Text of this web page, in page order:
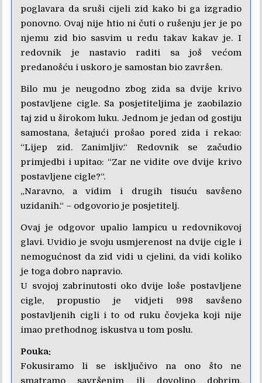
poglavara da sruši cijeli zid kako bi ga izgradio
ponovno. Ovaj nije htio ni čuti o rušenju jer je po
njemu zid bio sasvim u redu takav kakav je. I
redovnik je nastavio raditi sa još većom
predanošću i uskoro je samostan bio završen.
Bilo mu je neugodno zbog zida sa dvije krivo
postavljene cigle. Sa posjetiteljima je zaobilazio
taj zid u širokom luku. Jednom je jedan od gostiju
samostana, šetajući prošao pored zida i rekao:
“Lijep zid. Zanimljiv.“ Redovnik se začudio
primjedbi i upitao: “Zar ne vidite ove dvije krivo
postavljene cigle?“.
„Naravno, a vidim i drugih tisuću savšeno
uzidanih.“ – odgovorio je posjetitelj.
Ovaj je odgovor upalio lampicu u redovnikovoj
glavi. Uvidio je svoju usmjerenost na dvije cigle i
nemogućnost da zid vidi u cjelini, da vidi koliko
je toga dobro napravio.
U svojoj zabrinutosti oko dvije loše postavljene
cigle, propustio je vidjeti 998 savšeno
postavljenih cigli i to od ruku čovjeka koji nije
imao prethodnog iskustva u tom poslu.
Pouka:
Fokusiramo li se isključivo na ono što ne
smatramo savršenim ili dovoljno dobrim,